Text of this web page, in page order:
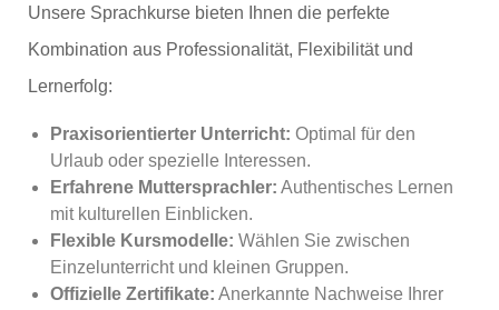
Unsere Sprachkurse bieten Ihnen die perfekte
Kombination aus Professionalität, Flexibilität und
Lernerfolg:
Praxisorientierter Unterricht: Optimal für den
Urlaub oder spezielle Interessen.
Erfahrene Muttersprachler: Authentisches Lernen
mit kulturellen Einblicken.
Flexible Kursmodelle: Wählen Sie zwischen
Einzelunterricht und kleinen Gruppen.
Offizielle Zertifikate: Anerkannte Nachweise Ihrer